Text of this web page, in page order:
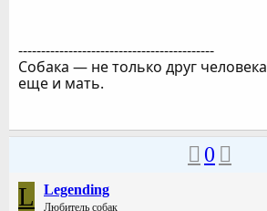
-------------------------------------------
Собака — не только друг
еще и мать.
0
L Legending
Любитель собак